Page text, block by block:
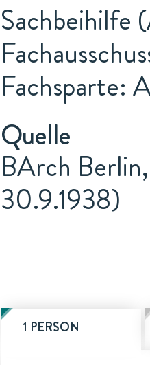
Sachbeihilfe
Fachsparte:
Quelle
BArch
30.9.1938)
1 PERSON